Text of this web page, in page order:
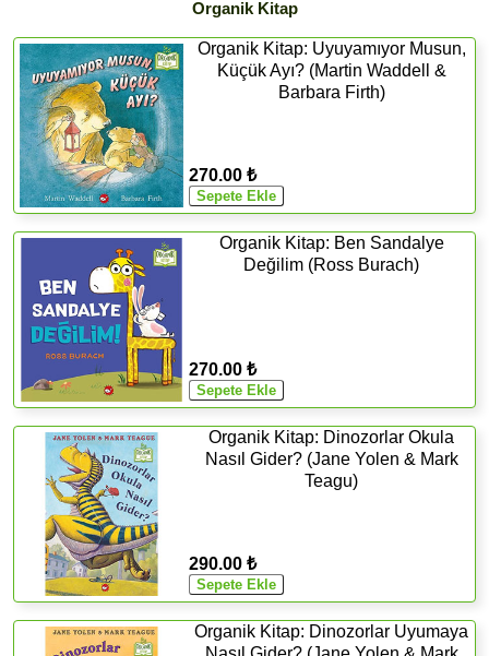
Organik Kitap
Organik Kitap: Uyuyamıyor Musun,
Küçük Ayı? (Martin Waddell &
Barbara Firth)
270.00 ₺
Organik Kitap: Ben Sandalye
Değilim (Ross Burach)
270.00 ₺
Organik Kitap: Dinozorlar Okula
Nasıl Gider? (Jane Yolen & Mark
Teagu)
290.00 ₺
Organik Kitap: Dinozorlar Uyumaya